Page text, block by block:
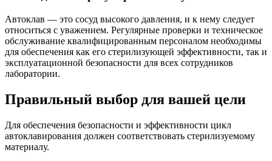
Автоклав — это сосуд высокого давления, и к нему следует
относиться с уважением. Регулярные проверки и техническое
обслуживание квалифицированным персоналом необходимы
для обеспечения как его стерилизующей эффективности, так и
эксплуатационной безопасности для всех сотрудников
лаборатории.
Правильный выбор для вашей цели
Для обеспечения безопасности и эффективности цикл
автоклавирования должен соответствовать стерилизуемому
материалу.